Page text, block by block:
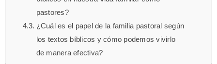
pastores?
¿Cuál es el papel de la familia pastoral según
los textos bíblicos y cómo podemos vivirlo
de manera efectiva?